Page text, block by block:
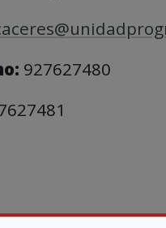
927627480